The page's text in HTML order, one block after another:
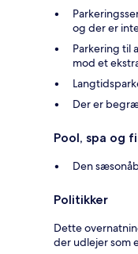
og der er
Parkering til
mod et
Der er
Pool, spa og
Den
Politikker
Dette
der udlejer som